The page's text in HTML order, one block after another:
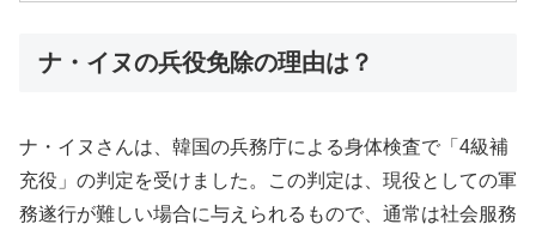
ナ・イヌの兵役免除の理由は？
ナ・イヌさんは、韓国の兵務庁による身体検査で「4級補
充役」の判定を受けました。この判定は、現役としての軍
務遂行が難しい場合に与えられるもので、通常は社会服務